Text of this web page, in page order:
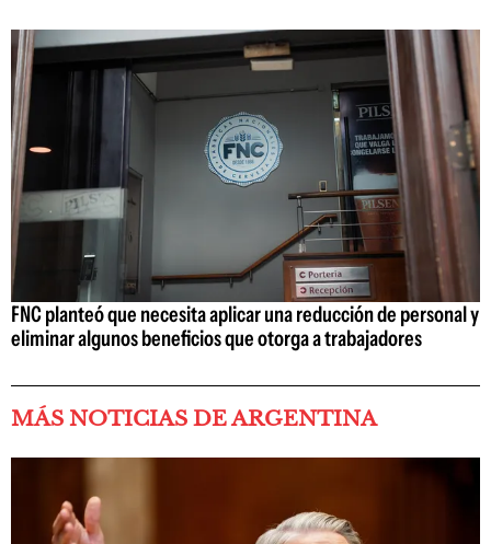
FNC planteó que necesita aplicar una reducción de personal y
eliminar algunos beneficios que otorga a trabajadores
MÁS NOTICIAS DE ARGENTINA